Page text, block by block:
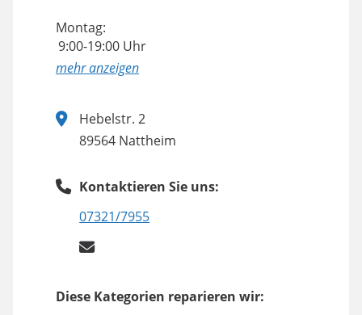
Montag:
9:00-19:00 Uhr
anzeigen
Hebelstr. 2
89564 Nattheim
Kontaktieren Sie uns:
07321/7955
Diese Kategorien reparieren wir: